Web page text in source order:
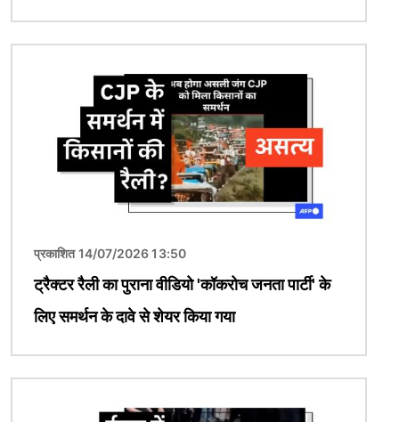
प्रकाशित 14/07/2026 13:50
ट्रैक्टर रैली का पुराना वीडियो 'कॉकरोच जनता पार्टी' के
लिए समर्थन के दावे से शेयर किया गया